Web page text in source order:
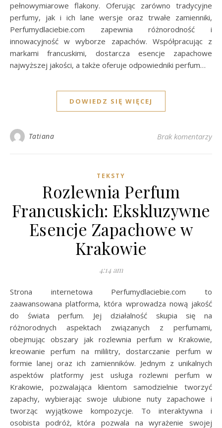
pełnowymiarowe flakony. Oferując zarówno tradycyjne
perfumy, jak i ich lane wersje oraz trwałe zamienniki,
Perfumydlaciebie.com zapewnia różnorodność i
innowacyjność w wyborze zapachów. Współpracując z
markami francuskimi, dostarcza esencje zapachowe
najwyższej jakości, a także oferuje odpowiedniki perfum…
DOWIEDZ SIĘ WIĘCEJ
Tatiana Brak komentarzy
TEKSTY
Rozlewnia Perfum
Francuskich: Ekskluzywne
Esencje Zapachowe w
Krakowie
4:14 am
Strona internetowa Perfumydlaciebie.com to
zaawansowana platforma, która wprowadza nową jakość
do świata perfum. Jej działalność skupia się na
różnorodnych aspektach związanych z perfumami,
obejmując obszary jak rozlewnia perfum w Krakowie,
kreowanie perfum na mililitry, dostarczanie perfum w
formie lanej oraz ich zamienników. Jednym z unikalnych
aspektów platformy jest usługa rozlewni perfum w
Krakowie, pozwalająca klientom samodzielnie tworzyć
zapachy, wybierając swoje ulubione nuty zapachowe i
tworząc wyjątkowe kompozycje. To interaktywna i
osobista podróż, która pozwala na wyrażenie swojej